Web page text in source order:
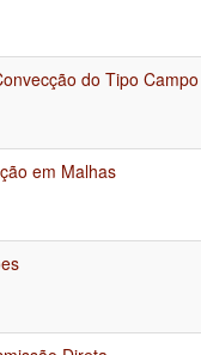
do Tipo Campo
em Malhas